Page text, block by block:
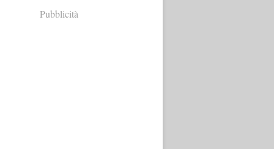
Pubblicità